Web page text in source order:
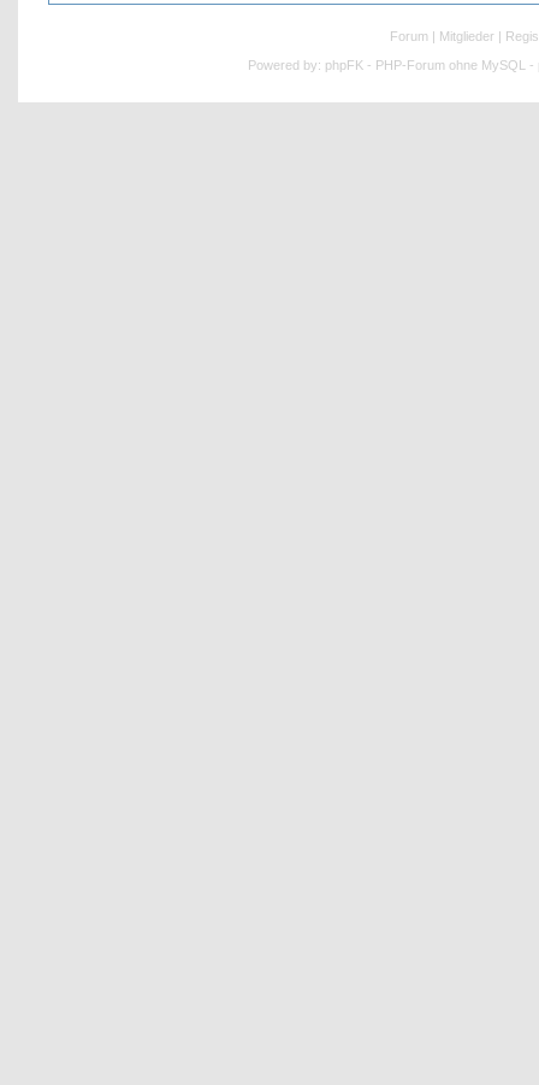
Forum | Mitglieder |
Powered by: phpFK - PHP-Forum ohne MySQL -